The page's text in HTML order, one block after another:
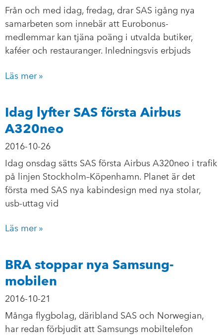
Från och med idag, fredag, drar SAS igång nya
samarbeten som innebär att Eurobonus-
medlemmar kan tjäna poäng i utvalda butiker,
kaféer och restauranger. Inledningsvis erbjuds
Läs mer »
Idag lyfter SAS första Airbus
A320neo
2016-10-26
Idag onsdag sätts SAS första Airbus A320neo i trafik
på linjen Stockholm–Köpenhamn. Planet är det
första med SAS nya kabindesign med nya stolar,
usb-uttag vid
Läs mer »
BRA stoppar nya Samsung-
mobilen
2016-10-21
Många flygbolag, däribland SAS och Norwegian,
har redan förbjudit att Samsungs mobiltelefon